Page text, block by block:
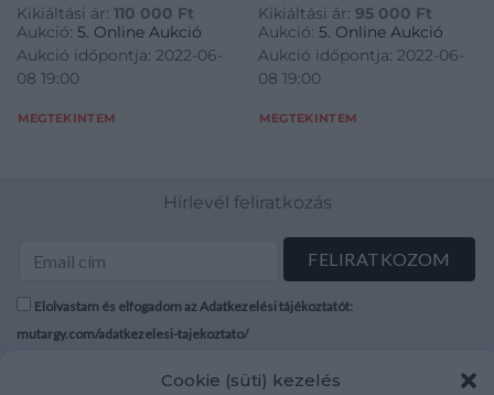
Cookie (süti) kezelés
Óvári Hátoldalán
Képcsarnoki etikett
Kikiáltási ár: 110 000 Ft
Aukció: 5. Online Aukció
Aukció időpontja: 2022-06-
08 19:00
MEGTEKINTEM
66/100 Jelezve jobbra lent:
Maurer 98
Kikiáltási ár: 95 000 Ft
Aukció: 5. Online Aukció
Aukció időpontja: 2022-06-
08 19:00
MEGTEKINTEM
Hírlevél feliratkozás
Elolvastam és elfogadom az Adatkezelési tájékoztatót:
mutargy.com/adatkezelesi-tajekoztato/
Áraink